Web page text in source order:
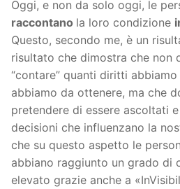
Oggi, e non da solo oggi, le
raccontano la loro condizione
Questo, secondo me, è un
risultato che dimostra che non
“contare” quanti diritti
abbiamo da ottenere, ma che
pretendere di essere ascoltati
decisioni che influenzano la
che su questo aspetto le
abbiano raggiunto un grado di
elevato grazie anche a